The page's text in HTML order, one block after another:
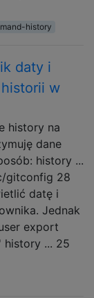
history
daty i
w
history na
dane
history ...
gitconfig 28
datę i
Jednak
export
history ... 25